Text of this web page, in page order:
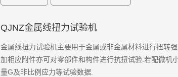
QJNZ金属线扭力试验机
金属线扭力试验机主要用于金属或非金属材料进行扭转
加相应附件亦可对零部件和构件进行抗扭试验.若配微机
量G及非比例应力等试验数据.